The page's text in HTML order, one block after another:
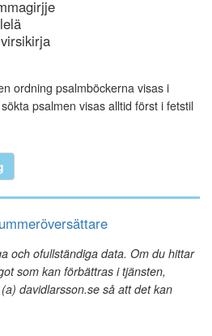
ordning psalmböckerna visas i
psalmen visas alltid först i fetstil
och ofullständiga data. Om du hittar
som kan förbättras i tjänsten,
davidlarsson.se så att det kan